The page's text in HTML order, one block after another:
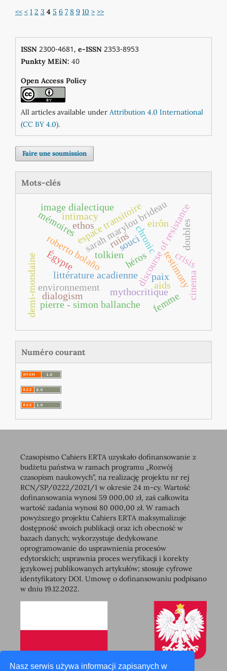
Nasz serwis używa informacji zapisanych w
<< < 1 2 3 4 5 6 7 8 9 10 > >>
ISSN2300-4681, e-ISSN2353-8953
Punkty MEiN: 40
Open Access Policy
All articles available under Attribution 4.0 International
(CC BY 4.0).
Faire une soumission
Mots-clés
roberto bolaño soucichronic
discourse of resistance
littérature acadienne
sarah marylou brideau
espace transitoire
environnement testimony
doubles
héros
mythocritique
tolkien
mémoires
demi-mondaine dialogism
intimacy
Égypte
pierre ‐ simon ballanche
paix
femme
image dialectique
aids
ruins
cinema
crisis
ethos eirôn
Numéro courant
Czasopismo Cahiers ERTA uzyskało dofinansowanie z
budżetu państwa w ramach programu „Rozwój
czasopism naukowych”, na realizację projektu nr rej
RCN/SP/0222/2021/1 w okresie 24 m-cy. Wartość
dofinansowania wynosi 59 000,00 zł, zaś całkowita
wartość zadania wynosi 80 000,00 zł. W ramach
powyższego projektu Cahiers ERTA maksymalizuje
dostępność swoich publikacji oraz ich obecność w
bazach danych; wykorzystuje dedykowane
oprogramowanie do usprawnienia procesów
edytorskich; usprawnia proces weryfikacji i korekty
językowej publikowanych artykułów; stosuje cyfrowe
identyfikatory DOI. Umowę o dofinansowaniu podpisano
w dniu 19.12.2022.